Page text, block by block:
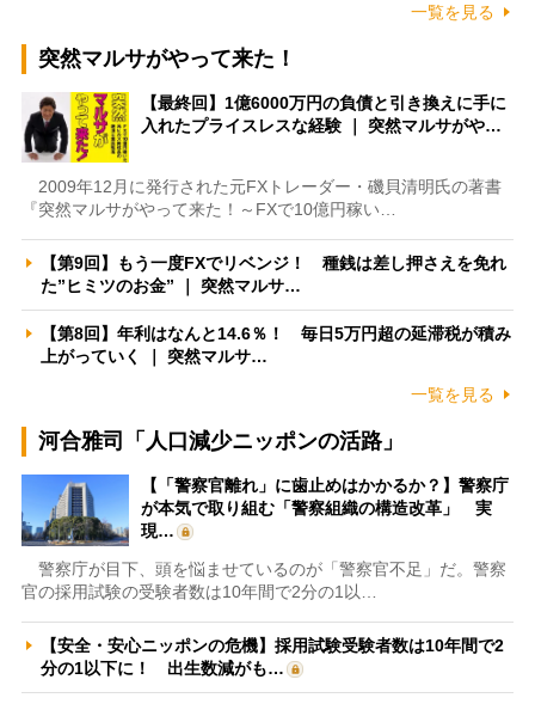
一覧を見る
突然マルサがやって来た！
【最終回】1億6000万円の負債と引き換えに手に
入れたプライスレスな経験 ｜ 突然マルサがや…
2009年12月に発行された元FXトレーダー・磯貝清明氏の著書
『突然マルサがやって来た！～FXで10億円稼い…
【第9回】もう一度FXでリベンジ！ 種銭は差し押さえを免れ
た”ヒミツのお金” ｜ 突然マルサ…
【第8回】年利はなんと14.6％！ 毎日5万円超の延滞税が積み
上がっていく ｜ 突然マルサ…
一覧を見る
河合雅司「人口減少ニッポンの活路」
【「警察官離れ」に歯止めはかかるか？】警察庁
が本気で取り組む「警察組織の構造改革」 実
現…
警察庁が目下、頭を悩ませているのが「警察官不足」だ。警察
官の採用試験の受験者数は10年間で2分の1以…
【安全・安心ニッポンの危機】採用試験受験者数は10年間で2
分の1以下に！ 出生数減がも…